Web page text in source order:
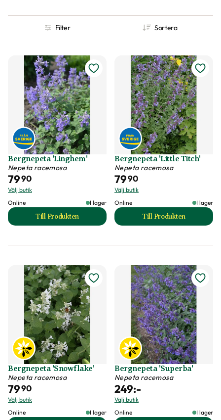
Filter Sortera
Bergnepeta 'Linghem'
Nepeta racemosa
7990
Välj butik
Online
I lager
Till Produkten
till Bergnepeta 'Linghem' produktsida
Bergnepeta 'Little Titch'
Nepeta racemosa
7990
Välj butik
Online
I lager
Till Produkten
till Bergnepeta
Bergnepeta 'Snowflake'
Nepeta racemosa
7990
Välj butik
Online
I lager
Bergnepeta 'Superba'
Nepeta racemosa
249:-
Välj butik
Online
I lager